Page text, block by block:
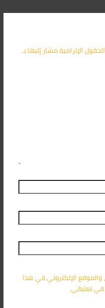
الحقول الإلزامية مشار إليها بـ
الإلكتروني في هذا
في تعليقي.